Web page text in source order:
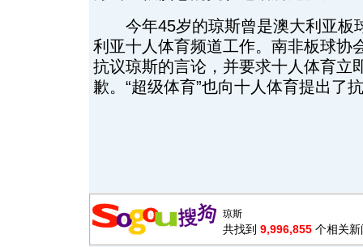
今年45岁的琼斯曾是澳大利亚板
利亚十人体育频道工作。南非板球协
抗议琼斯的言论，并要求十人体育立
歉。“超级体育”也向十人体育提出了
共找到 9,996,855 个相关新